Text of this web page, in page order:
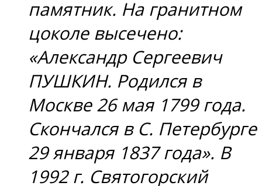
памятник. На гранитном
цоколе высечено:
«Александр Сергеевич
ПУШКИН. Родился в
Москве 26 мая 1799 года.
Скончался в С. Петербурге
29 января 1837 года». В
1992 г. Святогорский